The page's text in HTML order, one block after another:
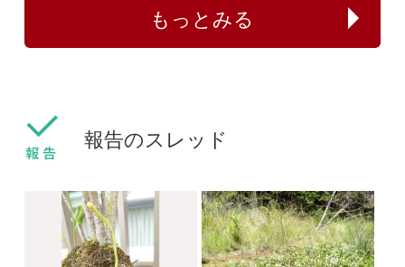
yamasyoku